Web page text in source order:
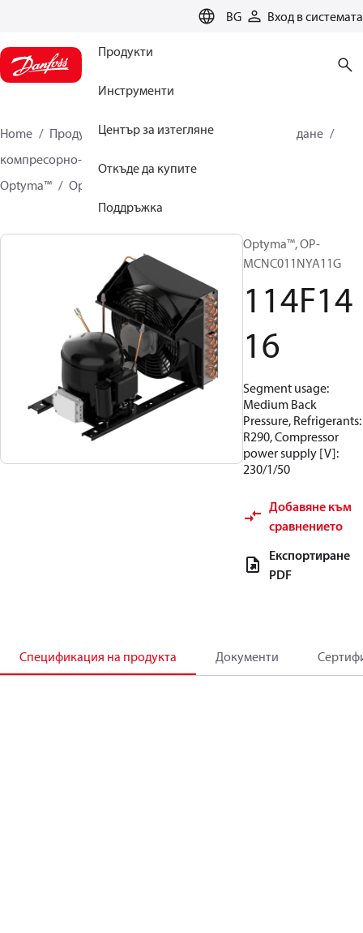
BG Вход в системата
Продукти
Инструменти
Център за изтегляне
Откъде да купите
Поддръжка
Home Продукти
Климатични решения за охлаждане
компресорно-кондензаторни хладилни агрегати
Optyma™
Optyma™
Optyma™, OP-
MCNC011NYA11G
114F14
16
Segment usage:
Medium Back
Pressure, Refrigerants:
R290, Compressor
power supply [V]:
230/1/50
Добавяне към
сравнението
Експортиране
PDF
Спецификация на продукта Документи